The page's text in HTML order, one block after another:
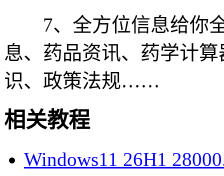
7、全方位信息给你全
息、药品资讯、药学计
识、政策法规……
相关教程
Windows11 26H1